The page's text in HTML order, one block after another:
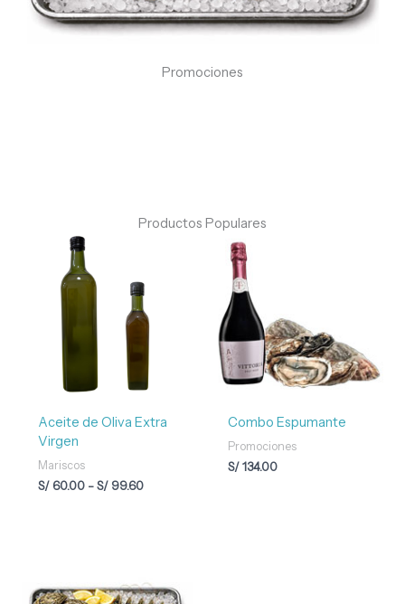
Promociones
Productos Populares
Aceite de Oliva Extra
Virgen
Mariscos
S/60.00 - S/99.60
desde
S/ 60.00
hasta
Combo Espumante
Promociones
S/134.00